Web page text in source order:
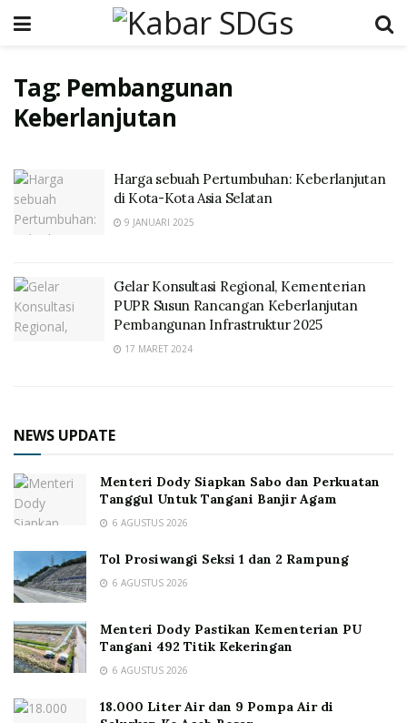
Tag: Pembangunan
Keberlanjutan
Harga sebuah Pertumbuhan: Keberlanjutan
di Kota-Kota Asia Selatan
9 JANUARI 2025
Gelar Konsultasi Regional, Kementerian
PUPR Susun Rancangan Keberlanjutan
Pembangunan Infrastruktur 2025
17 MARET 2024
NEWS UPDATE
Menteri Dody Siapkan Sabo dan Perkuatan
Tanggul Untuk Tangani Banjir Agam
6 AGUSTUS 2026
Tol Prosiwangi Seksi 1 dan 2 Rampung
6 AGUSTUS 2026
Menteri Dody Pastikan Kementerian PU
Tangani 492 Titik Kekeringan
6 AGUSTUS 2026
18.000 Liter Air dan 9 Pompa Air di